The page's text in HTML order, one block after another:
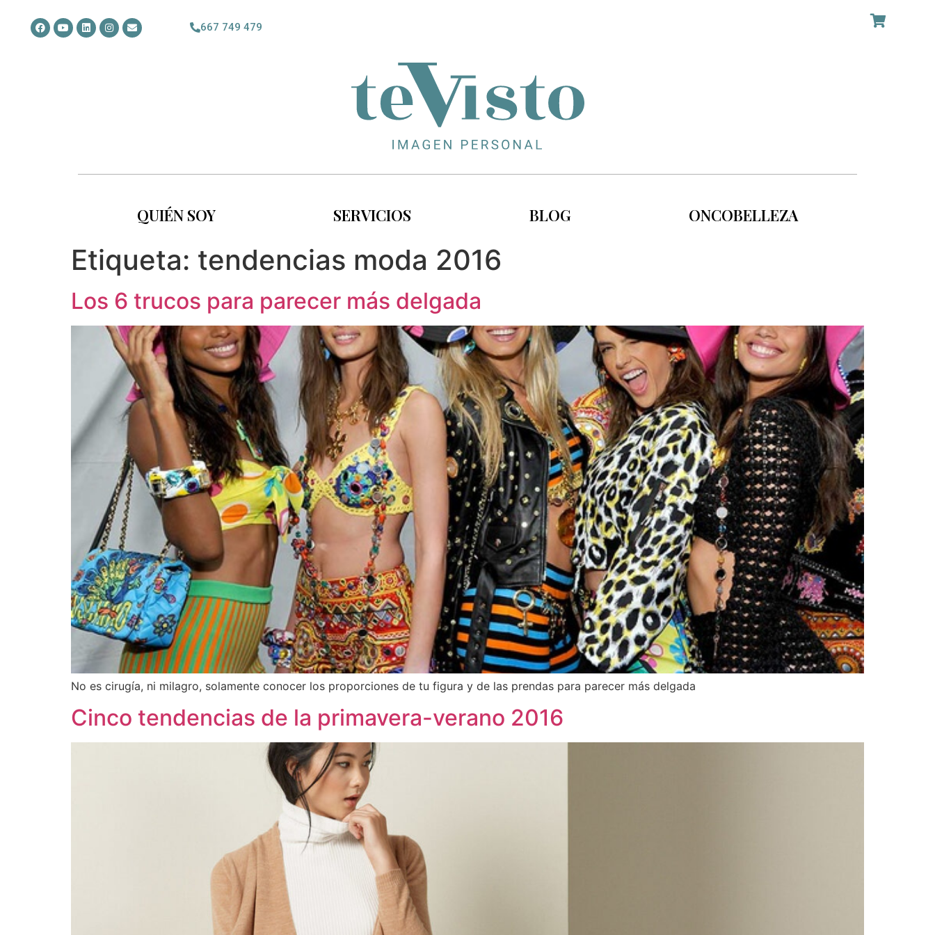
667 749 479
QUIÉN SOY SERVICIOS BLOG ONCOBELLEZA
Etiqueta: tendencias moda 2016
Los 6 trucos para parecer más delgada
No es cirugía, ni milagro, solamente conocer los proporciones de tu figura y de las prendas para parecer más delgada
Cinco tendencias de la primavera-verano 2016